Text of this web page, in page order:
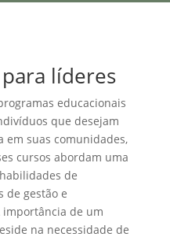
líderes
educacionais
que desejam
em suas comunidades,
cursos abordam uma
de
de gestão e
importância de um
na necessidade de